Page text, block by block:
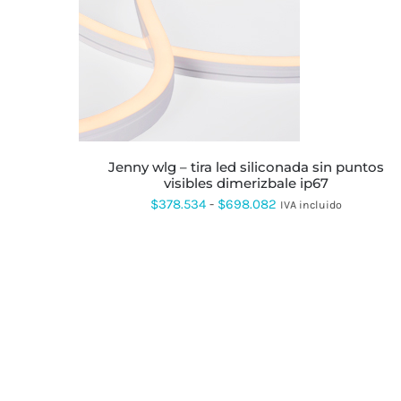
PRODUCTO
TIENE
MÚLTIPLES
PUEDEN
ELEGIR
LA
jenny wlg – tira led siliconada sin puntos
visibles dimerizbale ip67
$378.534 - $698.082 Rango
IVA incluido